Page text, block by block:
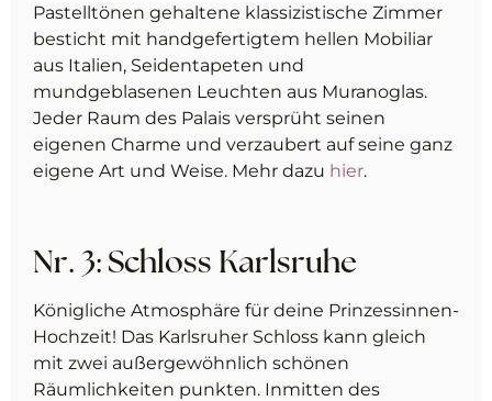
Pastelltönen gehaltene klassizistische Zimmer
besticht mit handgefertigtem hellen Mobiliar
aus Italien, Seidentapeten und
mundgeblasenen Leuchten aus Muranoglas.
Jeder Raum des Palais versprüht seinen
eigenen Charme und verzaubert auf seine ganz
eigene Art und Weise. Mehr dazu hier.
Nr. 3: Schloss Karlsruhe
Königliche Atmosphäre für deine Prinzessinnen-
Hochzeit! Das Karlsruher Schloss kann gleich
mit zwei außergewöhnlich schönen
Räumlichkeiten punkten. Inmitten des